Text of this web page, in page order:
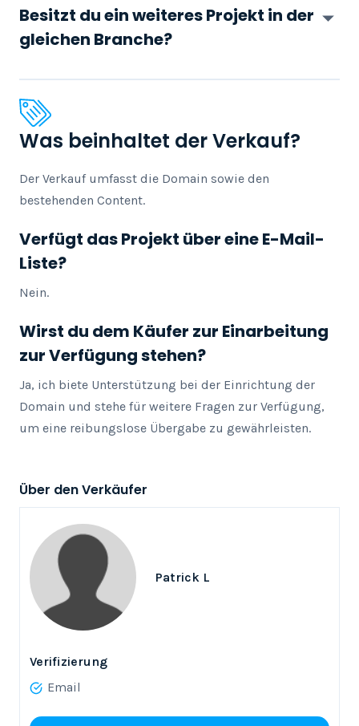
Besitzt du ein weiteres Projekt in der
gleichen Branche?
Was beinhaltet der Verkauf?
Der Verkauf umfasst die Domain sowie den
bestehenden Content.
Verfügt das Projekt über eine E-Mail-
Liste?
Nein.
Wirst du dem Käufer zur Einarbeitung
zur Verfügung stehen?
Ja, ich biete Unterstützung bei der Einrichtung der
Domain und stehe für weitere Fragen zur Verfügung,
um eine reibungslose Übergabe zu gewährleisten.
Über den Verkäufer
Patrick L
Verifizierung
Email